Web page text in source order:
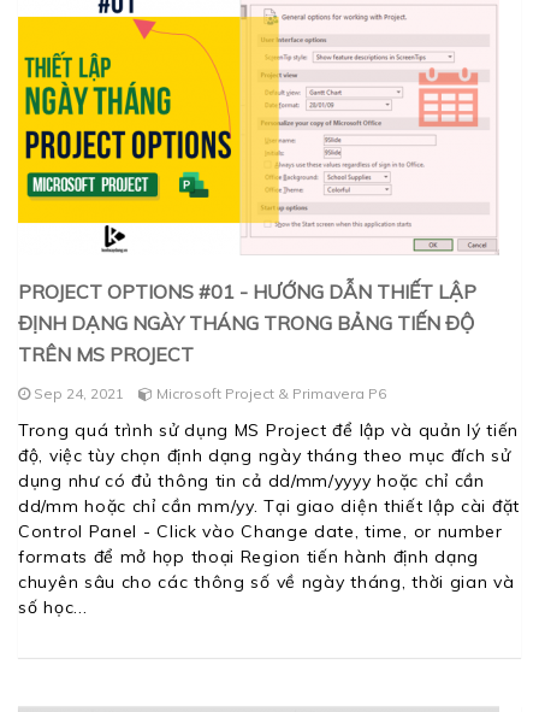
PROJECT OPTIONS #01 - HƯỚNG DẪN THIẾT LẬP
ĐỊNH DẠNG NGÀY THÁNG TRONG BẢNG TIẾN ĐỘ
TRÊN MS PROJECT
Sep 24, 2021 Microsoft Project & Primavera P6
Trong quá trình sử dụng MS Project để lập và quản lý tiến
độ, việc tùy chọn định dạng ngày tháng theo mục đích sử
dụng như có đủ thông tin cả dd/mm/yyyy hoặc chỉ cần
dd/mm hoặc chỉ cần mm/yy. Tại giao diện thiết lập cài đặt
Control Panel - Click vào Change date, time, or number
formats để mở họp thoại Region tiến hành định dạng
chuyên sâu cho các thông số về ngày tháng, thời gian và
số học